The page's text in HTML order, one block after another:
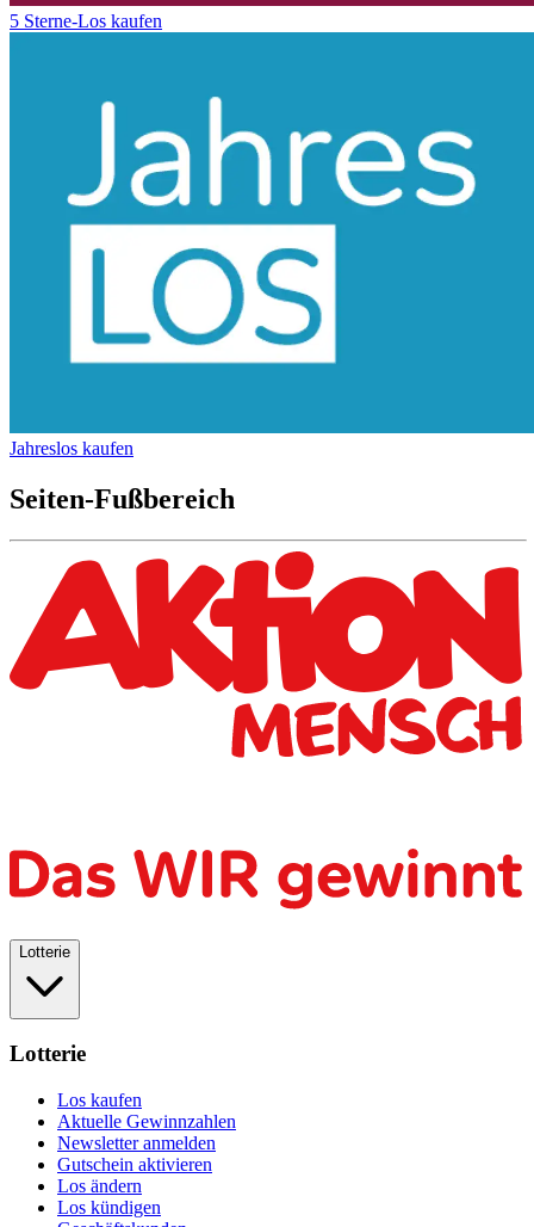
5 Sterne-Los kaufen
Jahreslos kaufen
Seiten-Fußbereich
Lotterie
Lotterie
Los kaufen
Aktuelle Gewinnzahlen
Newsletter anmelden
Gutschein aktivieren
Los ändern
Los kündigen